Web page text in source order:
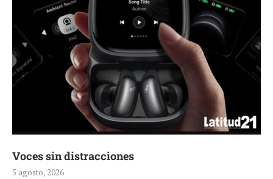
Voces sin distracciones
5 agosto, 2026